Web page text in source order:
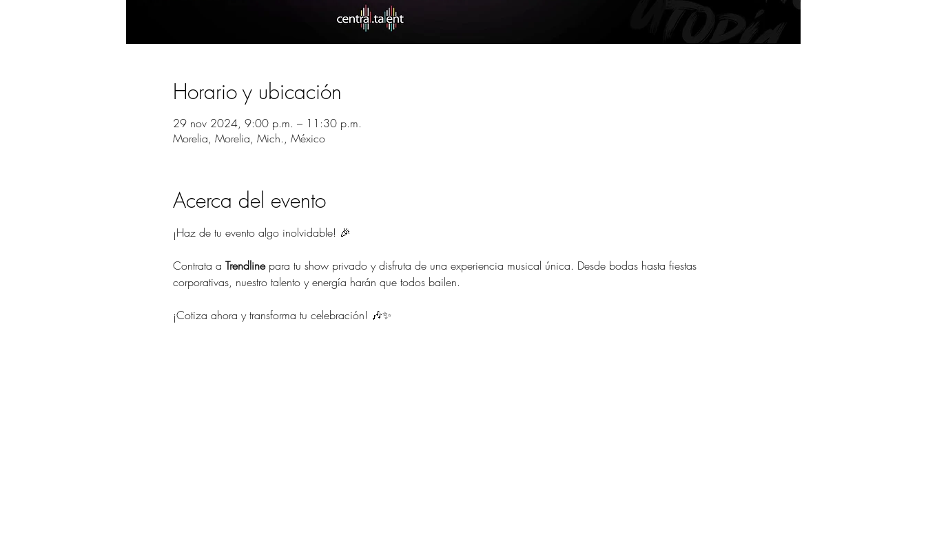
Horario y ubicación
29 nov 2024, 9:00 p.m. – 11:30 p.m.
Morelia, Morelia, Mich., México
Acerca del evento
¡Haz de tu evento algo inolvidable! 🎉
Contrata a Trendline para tu show privado y disfruta de una experiencia musical única. Desde bodas hasta fiestas
corporativas, nuestro talento y energía harán que todos bailen.
¡Cotiza ahora y transforma tu celebración! 🎶✨